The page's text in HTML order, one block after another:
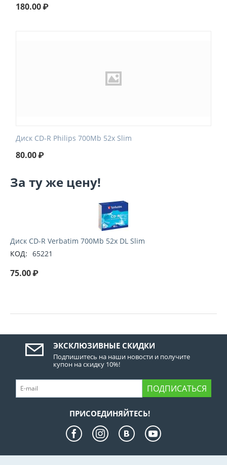
180.00₽
Диск CD-R Philips 700Mb 52x Slim
80.00₽
За ту же цену!
Диск CD-R Verbatim 700Mb 52x DL Slim
КОД: 65221
75.00₽
ЭКСКЛЮЗИВНЫЕ СКИДКИ
Подпишитесь на наши новости и получите
купон на скидку 10%!
ПОДПИСАТЬСЯ
ПРИСОЕДИНЯЙТЕСЬ!